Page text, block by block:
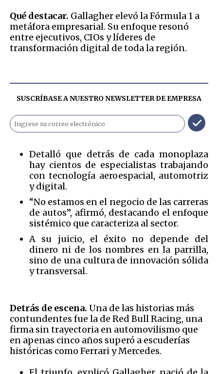
Qué destacar. Gallagher elevó la Fórmula 1 a
metáfora empresarial. Su enfoque resonó
entre ejecutivos, CIOs y líderes de
transformación digital de toda la región.
SUSCRÍBASE A NUESTRO NEWSLETTER DEEMPRESA
Detalló que detrás de cada monoplaza
hay cientos de especialistas trabajando
con tecnología aeroespacial, automotriz
y digital.
“No estamos en el negocio de las carreras
de autos”, afirmó, destacando el enfoque
sistémico que caracteriza al sector.
A su juicio, el éxito no depende del
dinero ni de los nombres en la parrilla,
sino de una cultura de innovación sólida
y transversal.
Detrás de escena. Una de las historias más
contundentes fue la de Red Bull Racing, una
firma sin trayectoria en automovilismo que
en apenas cinco años superó a escuderías
históricas como Ferrari y Mercedes.